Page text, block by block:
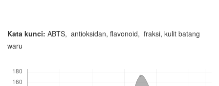
Kata kunci: ABTS, antioksidan, flavonoid, fraksi, kulit batang
waru